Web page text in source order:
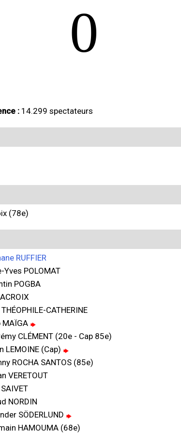
0
: 14.299 spectateurs
(78e)
RUFFIER
Yves POLOMAT
POGBA
CATHERINE
MAÏGA
CLÉMENT (20e - Cap 85e)
LEMOINE (Cap)
ROCHA SANTOS (85e)
VERETOUT
NORDIN
SÖDERLUND
HAMOUMA (68e)